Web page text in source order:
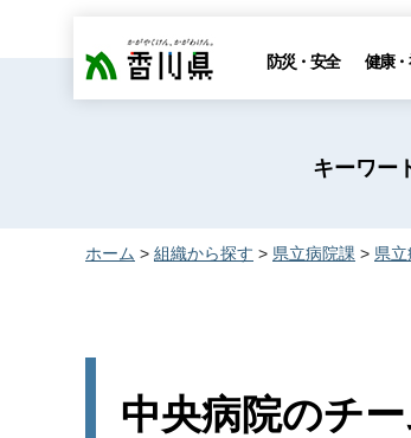
香川県 防災・安全 健康
キーワー
ホーム > 組織から探す > 県立病院課 > 県立
中央病院のチ